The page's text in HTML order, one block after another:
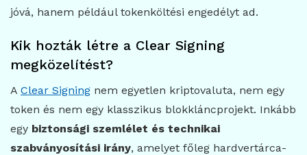
jóvá, hanem például tokenköltési engedélyt ad.
Kik hozták létre a Clear Signing
megközelítést?
A Clear Signing nem egyetlen kriptovaluta, nem egy
token és nem egy klasszikus blokkláncprojekt. Inkább
egy biztonsági szemlélet és technikai
szabványosítási irány, amelyet főleg hardvertárca-